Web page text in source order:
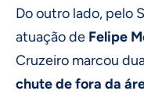
Do outro lado, pelo
atuação de Felipe
Cruzeiro marcou
chute de fora da